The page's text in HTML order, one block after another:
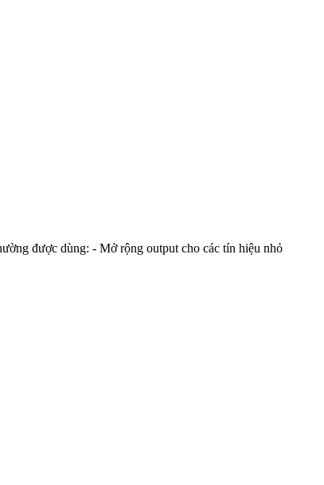
được dùng: - Mở rộng output cho các tín hiệu nhỏ